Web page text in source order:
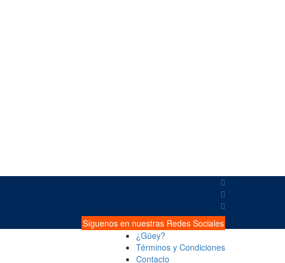
Síguenos en nuestras Redes Sociales
¿Güey?
Términos y Condiciones
Contacto